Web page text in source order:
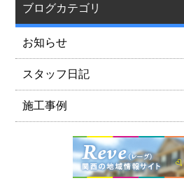
ブログカテゴリ
お知らせ
スタッフ日記
施工事例